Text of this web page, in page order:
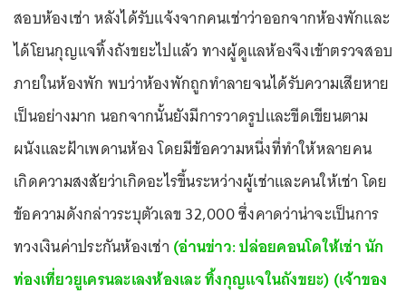
สอบห้องเช่า หลังได้รับแจ้งจากคนเช่าว่าออกจากห้องพักและ
ได้โยนกุญแจทิ้งถังขยะไปแล้ว ทางผู้ดูแลห้องจึงเข้าตรวจสอบ
ภายในห้องพัก พบว่าห้องพักถูกทำลายจนได้รับความเสียหาย
เป็นอย่างมาก นอกจากนั้นยังมีการวาดรูปและขีดเขียนตาม
ผนังและฝ้าเพดานห้อง โดยมีข้อความหนึ่งที่ทำให้หลายคน
เกิดความสงสัยว่าเกิดอะไรขึ้นระหว่างผู้เช่าและคนให้เช่า โดย
ข้อความดังกล่าวระบุตัวเลข 32,000 ซึ่งคาดว่าน่าจะเป็นการ
ทวงเงินค่าประกันห้องเช่า (อ่านข่าว: ปล่อยคอนโดให้เช่า นัก
ท่องเที่ยวยูเครนละเลงห้องเละ ทิ้งกุญแจในถังขยะ) (เจ้าของ